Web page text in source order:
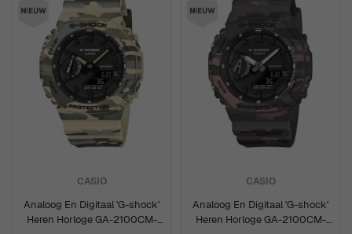
CASIO
Analoog En Digitaal 'G-shock'
Heren Horloge GA-2100CM-
CASIO
Analoog En Digitaal 'G-shock'
Heren Horloge GA-2100CM-